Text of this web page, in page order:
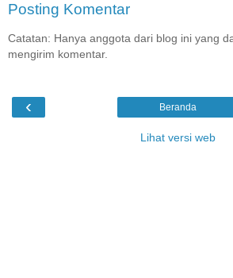
Posting Komentar
Catatan: Hanya anggota dari blog ini yang
mengirim komentar.
‹ Beranda
Lihat versi web